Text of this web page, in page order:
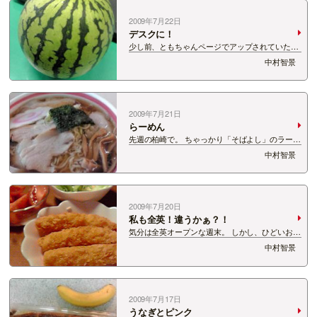
2009年7月22日
デスクに！
少し前、ともちゃんページでアップされていたス
イカ。 分けていただきました！ リスナーさん、
さんきゅー。 しかし、ともちゃん、デスクに行っ
てびっくり★ ＰＣの前にスイカ★ その後、私
のデスクには・・・ あっ四葉！ メモ…
中村智景
2009年7月21日
らーめん
先週の柏崎で。 ちゃっかり「そばよし」のラーメ
ン、食べてきました。 やっぱり美味しい★ で、
ラーメンといえば、ともちゃんが応援しているラ
ーメン。 お汁が濃厚そうでしょ。濃厚です。 イ
ンスタントとは思えない深い味もすごいっ…
中村智景
2009年7月20日
私も全英！違うかぁ？！
気分は全英オープンな週末。 しかし、ひどいお天
気でしたね。 18日（土）三条市でのステッカー
キャンペーン。 奇跡的に 開催時間中は雨がやん
で、快適ステキャンとなりました。 神田屋商店
を出発したら、いきなり豪雨でびっくり…
中村智景
2009年7月17日
うなぎとピンク